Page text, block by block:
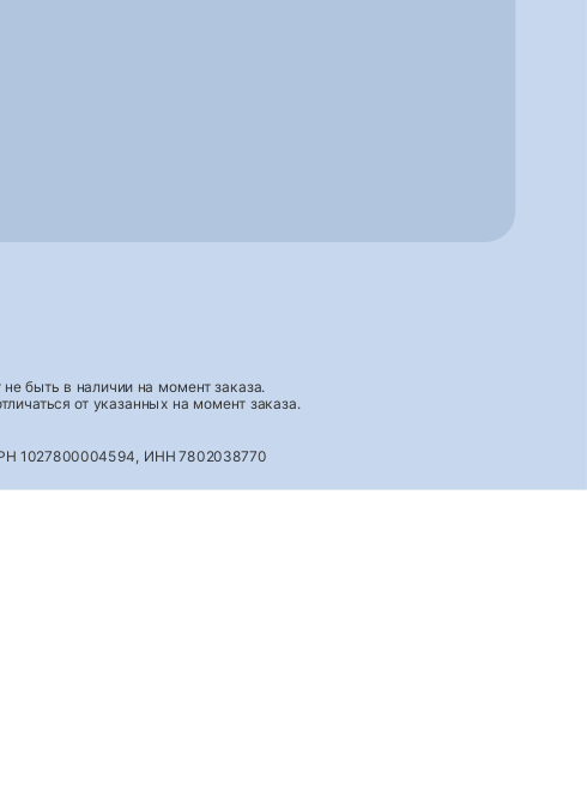
быть в наличии на момент заказа.
от указанных на момент заказа.
1027800004594, ИНН 7802038770